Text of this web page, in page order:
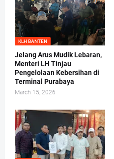
KLH BANTEN
Jelang Arus Mudik Lebaran,
Menteri LH Tinjau
Pengelolaan Kebersihan di
Terminal Purabaya
March 15, 2026